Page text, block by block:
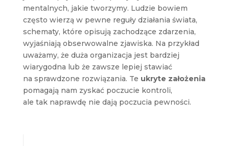
mentalnych, jakie tworzymy. Ludzie bowiem
często wierzą w pewne reguły działania świata,
schematy, które opisują zachodzące zdarzenia,
wyjaśniają obserwowalne zjawiska. Na przykład
uważamy, że duża organizacja jest bardziej
wiarygodna lub że zawsze lepiej stawiać
na sprawdzone rozwiązania. Te ukryte założenia
pomagają nam zyskać poczucie kontroli,
ale tak naprawdę nie dają poczucia pewności.